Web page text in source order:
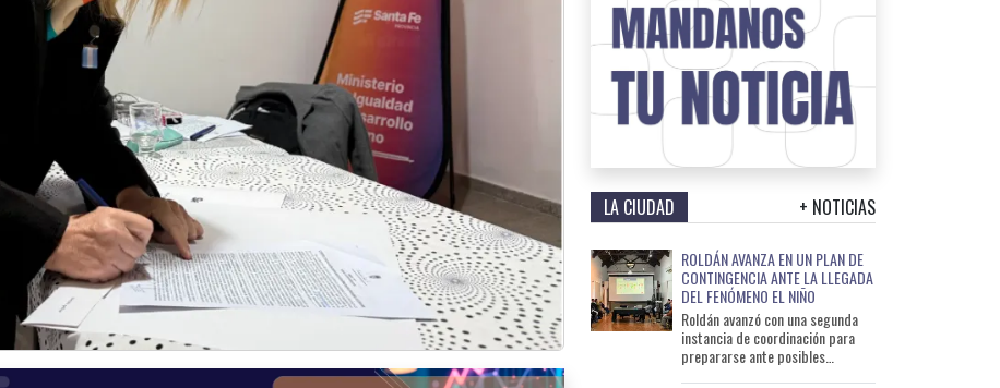
LA CIUDAD + NOTICIAS
ROLDÁN AVANZA EN UN PLAN DE
CONTINGENCIA ANTE LA LLEGADA
DEL FENÓMENO EL NIÑO
Roldán avanzó con una segunda
instancia de coordinación para
prepararse ante posibles